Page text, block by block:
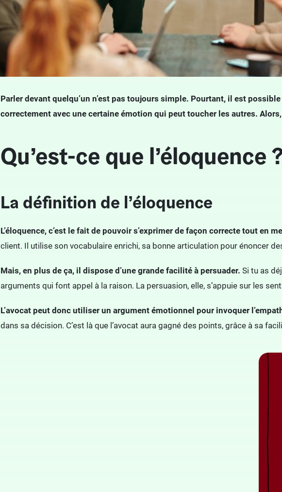
Parler devant quelqu’un n’est pas toujours simple. Pourtant, il est
correctement avec une certaine émotion qui peut toucher les autres.
Qu’est-ce que l’éloquence
La définition de l’éloquence
L’éloquence, c’est le fait de pouvoir s’exprimer de façon correcte tout en
client. Il utilise son vocabulaire enrichi, sa bonne articulation pour énoncer
Mais, en plus de ça, il dispose d’une grande facilité à persuader. Si tu as
arguments qui font appel à la raison. La persuasion, elle, s’appuie sur les
L’avocat peut donc utiliser un argument émotionnel pour invoquer
dans sa décision. C’est là que l’avocat aura gagné des points, grâce à sa